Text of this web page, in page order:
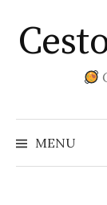
k
obsahu
MENU